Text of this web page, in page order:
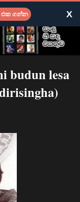
budun lesa
එක ගන්න X